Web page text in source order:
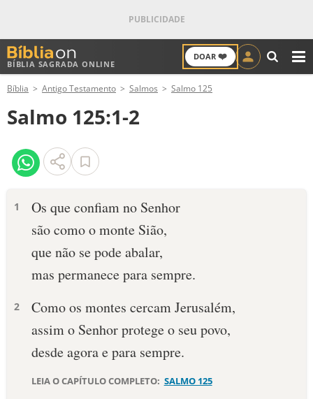
BÍBLIA SAGRADA ONLINE
DOAR ❤️
ANTIGO TESTAMENTO
NOVO TESTAMENTO
VERSÍCULOS
PALAVRA DO DIA
DEVOCIONAL DIÁRIO
10 MANDAMENTOS
ESTUDOS BÍBLICOS
Bíblia Antigo Testamento Salmos Salmo 125
Salmo 125:1-2
1
Os que confiam no Senhor
são como o monte Sião,
que não se pode abalar,
mas permanece para sempre.
2
Como os montes cercam Jerusalém,
assim o Senhor protege o seu povo,
desde agora e para sempre.
LEIA O CAPÍTULO COMPLETO: SALMO 125